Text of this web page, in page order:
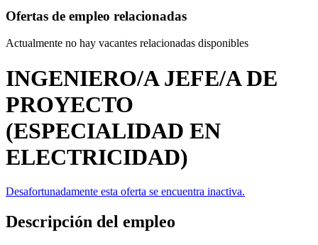
Ofertas de empleo relacionadas
Actualmente no hay vacantes relacionadas disponibles
INGENIERO/A JEFE/A DE
PROYECTO
(ESPECIALIDAD EN
ELECTRICIDAD)
Desafortunadamente esta oferta se encuentra inactiva.
Descripción del empleo